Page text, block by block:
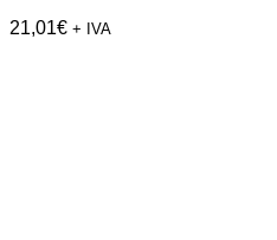
21,01€ + IVA